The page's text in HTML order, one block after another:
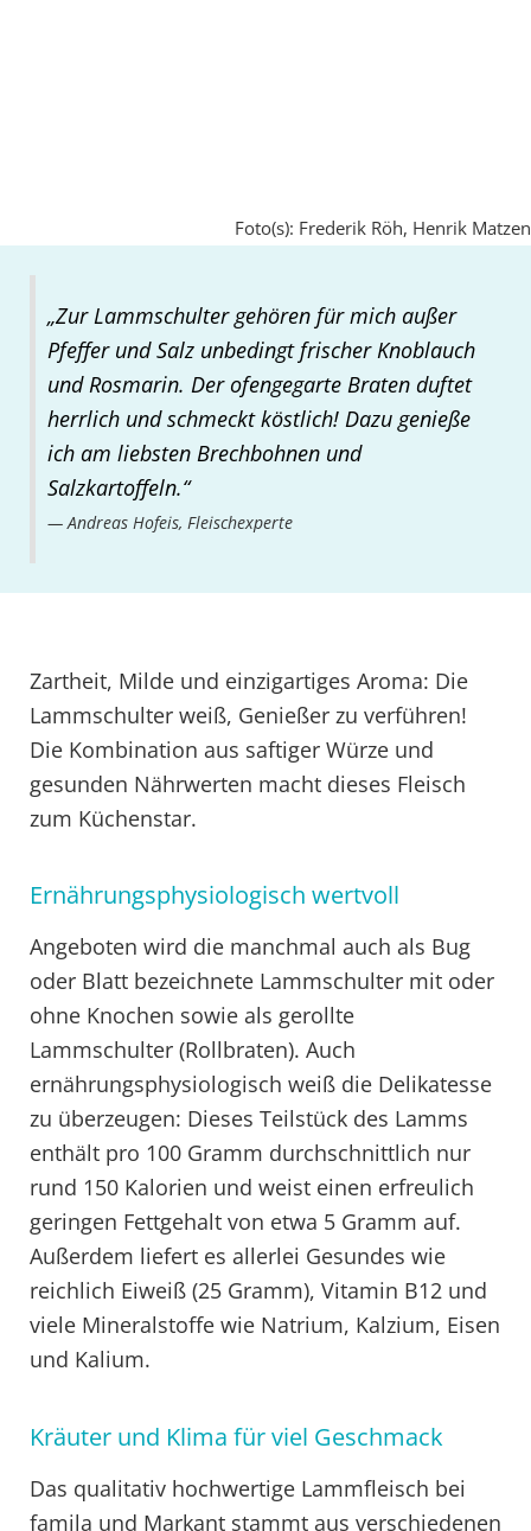
Foto(s): Frederik Röh, Henrik Matzen
„Zur Lammschulter gehören für mich außer
Pfeffer und Salz unbedingt frischer Knoblauch
und Rosmarin. Der ofengegarte Braten duftet
herrlich und schmeckt köstlich! Dazu genieße
ich am liebsten Brechbohnen und
Salzkartoffeln.“
Andreas Hofeis, Fleischexperte
Zartheit, Milde und einzigartiges Aroma: Die
Lammschulter weiß, Genießer zu verführen!
Die Kombination aus saftiger Würze und
gesunden Nährwerten macht dieses Fleisch
zum Küchenstar.
Ernährungsphysiologisch wertvoll
Angeboten wird die manchmal auch als Bug
oder Blatt bezeichnete Lammschulter mit oder
ohne Knochen sowie als gerollte
Lammschulter (Rollbraten). Auch
ernährungsphysiologisch weiß die Delikatesse
zu überzeugen: Dieses Teilstück des Lamms
enthält pro 100 Gramm durchschnittlich nur
rund 150 Kalorien und weist einen erfreulich
geringen Fettgehalt von etwa 5 Gramm auf.
Außerdem liefert es allerlei Gesundes wie
reichlich Eiweiß (25 Gramm), Vitamin B12 und
viele Mineralstoffe wie Natrium, Kalzium, Eisen
und Kalium.
Kräuter und Klima für viel Geschmack
Das qualitativ hochwertige Lammfleisch bei
famila und Markant stammt aus verschiedenen